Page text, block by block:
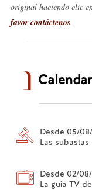
original haciendo clic
favor contáctenos.
Desde 05/
Las
Desde 02/
La guía TV